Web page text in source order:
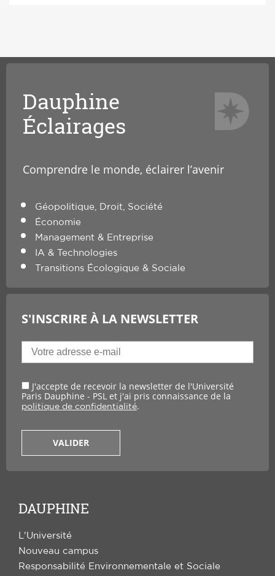
Dauphine
Éclairages
Comprendre le monde, éclairer l’avenir
Géopolitique, Droit, Société
Économie
Management & Entreprise
IA & Technologies
Transitions Écologique & Sociale
S'INSCRIRE À LA NEWSLETTER
J'accepte de recevoir la newsletter de l'Université
Paris Dauphine - PSL et j'ai pris connaissance de la
politique de confidentialité.
VALIDER
DAUPHINE
L'Université
Nouveau campus
Responsabilité Environnementale et Sociale